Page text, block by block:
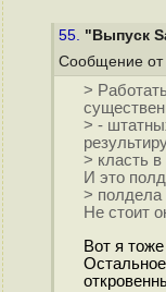
55. "Выпуск
Сообщение от
>
> -
> класть
И это
> полдела
Не стоит
Вот я